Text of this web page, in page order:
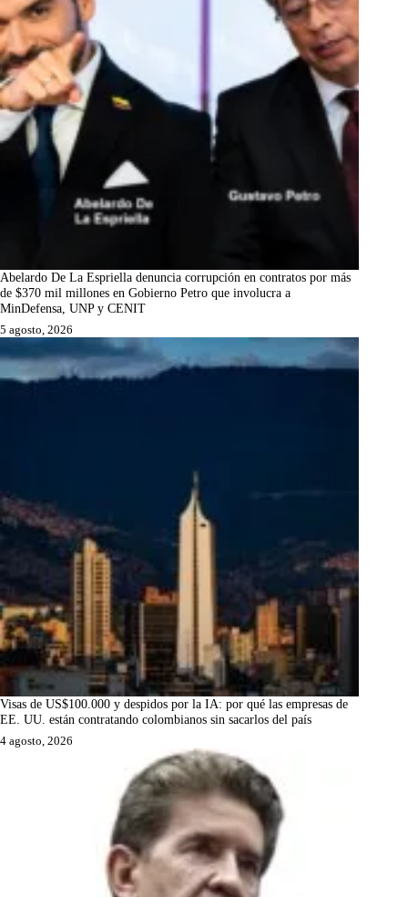
Abelardo De La Espriella denuncia corrupción en contratos por más
de $370 mil millones en Gobierno Petro que involucra a
MinDefensa, UNP y CENIT
5 agosto, 2026
Visas de US$100.000 y despidos por la IA: por qué las empresas de
EE. UU. están contratando colombianos sin sacarlos del país
4 agosto, 2026